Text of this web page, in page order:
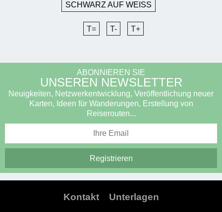
SCHWARZ AUF WEISS
T= T- T+
ABONNIEREN SIE
UNSEREN NEWSLETTER
Neuigkeiten, Netzwerkentwicklung, Veröffentlichung neuer
Karten, Ideen für Wanderungen, Erstellung von
Reiserouten...
Kontakt Unterlagen